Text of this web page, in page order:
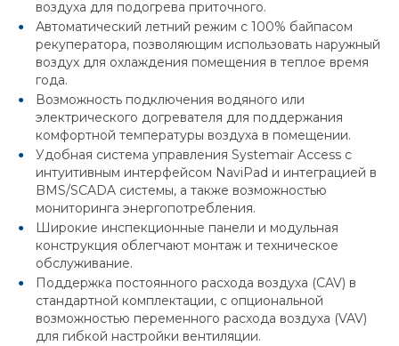
воздуха для подогрева приточного.
Автоматический летний режим с 100% байпасом
рекуператора, позволяющим использовать наружный
воздух для охлаждения помещения в теплое время
года.
Возможность подключения водяного или
электрического догревателя для поддержания
комфортной температуры воздуха в помещении.
Удобная система управления Systemair Access с
интуитивным интерфейсом NaviPad и интеграцией в
BMS/SCADA системы, а также возможностью
мониторинга энергопотребления.
Широкие инспекционные панели и модульная
конструкция облегчают монтаж и техническое
обслуживание.
Поддержка постоянного расхода воздуха (CAV) в
стандартной комплектации, с опциональной
возможностью переменного расхода воздуха (VAV)
для гибкой настройки вентиляции.